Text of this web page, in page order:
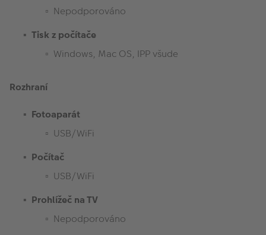
Nepodporováno
Tisk z počítače
Windows, Mac OS, IPP všude
Rozhraní
Fotoaparát
USB/WiFi
Počítač
USB/WiFi
Prohlížeč na TV
Nepodporováno